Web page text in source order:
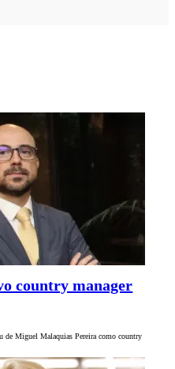
country manager
de Miguel Malaquias Pereira como country